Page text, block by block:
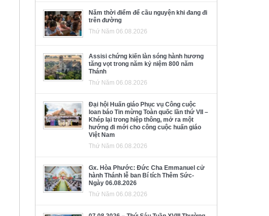
Năm thời điểm để cầu nguyện khi đang đi
trên đường
Thứ Năm 06.08.2026
Assisi chứng kiến làn sóng hành hương
tăng vọt trong năm kỷ niệm 800 năm
Thánh
Thứ Năm 06.08.2026
Đại hội Huấn giáo Phục vụ Công cuộc
loan báo Tin mừng Toàn quốc lần thứ VII –
Khép lại trong hiệp thông, mở ra một
hướng đi mới cho công cuộc huấn giáo
Việt Nam
Thứ Năm 06.08.2026
Gx. Hòa Phước: Đức Cha Emmanuel cử
hành Thánh lễ ban Bí tích Thêm Sức-
Ngày 06.08.2026
Thứ Năm 06.08.2026